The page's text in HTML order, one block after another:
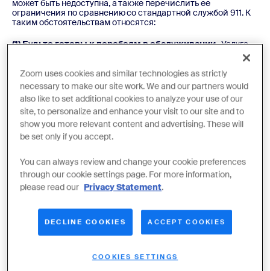
может быть недоступна, а также перечислить ее
ограничения по сравнению со стандартной службой 911. К
таким обстоятельствам относятся:
(1) Будьте готовы к перебоям в обслуживании. Услуга
подключения к Интернету и электропитания для работы. В
случае отключения питания, сетевого соединения или
подключения к Интернету (включая перегрузку) либо
отключения или приостановки вашей услуги из-за
неуплаты вы можете столкнуться со сбоями,
прерываниями или задержками в работе вашей службы 9-
1-1. Мы рекомендуем вам иметь под рукой альтернативный
метод телефонной связи (например, сотовый телефон),
службам во время перерывов в обслуживании.
(2) Не отключайтесь.Не заканчивайте вызов в службу 9-
1-1, пока диспетчер экстренной службы не попросит вас
перезвоните.
Если конфигурация сети вашей
иметь доступа к услуге Zoom Phone и, следовательно,
Zoom uses cookies and similar technologies as strictly
necessary to make our site work. We and our partners would
also like to set additional cookies to analyze your use of our
site, to personalize and enhance your visit to our site and to
show you more relevant content and advertising. These will
be set only if you accept.
You can always review and change your cookie preferences
through our cookie settings page. For more information,
please read our Privacy Statement.
DECLINE COOKIES ACCEPT COOKIES
COOKIES SETTINGS